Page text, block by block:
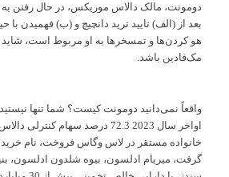
دومونت، مالک دالاس موریکس، در حال رفتن
بعد از (الف) تایید ترید دانچیچ و (ب) فهمیدن با
هو کردن‌ها و تمسخرها به او مربوط است، شاید
مک‌فادین باشد.
واقعاً نمی‌دانید دومونت کیست؟ شما تنها
اواخر سال 2023 72.3 درصد سهام
خانواده مستقر در لاس وگاس فروخت، نام خریدار
گرفت، میریام ادلسون، بیوه شلدون ادلسون،